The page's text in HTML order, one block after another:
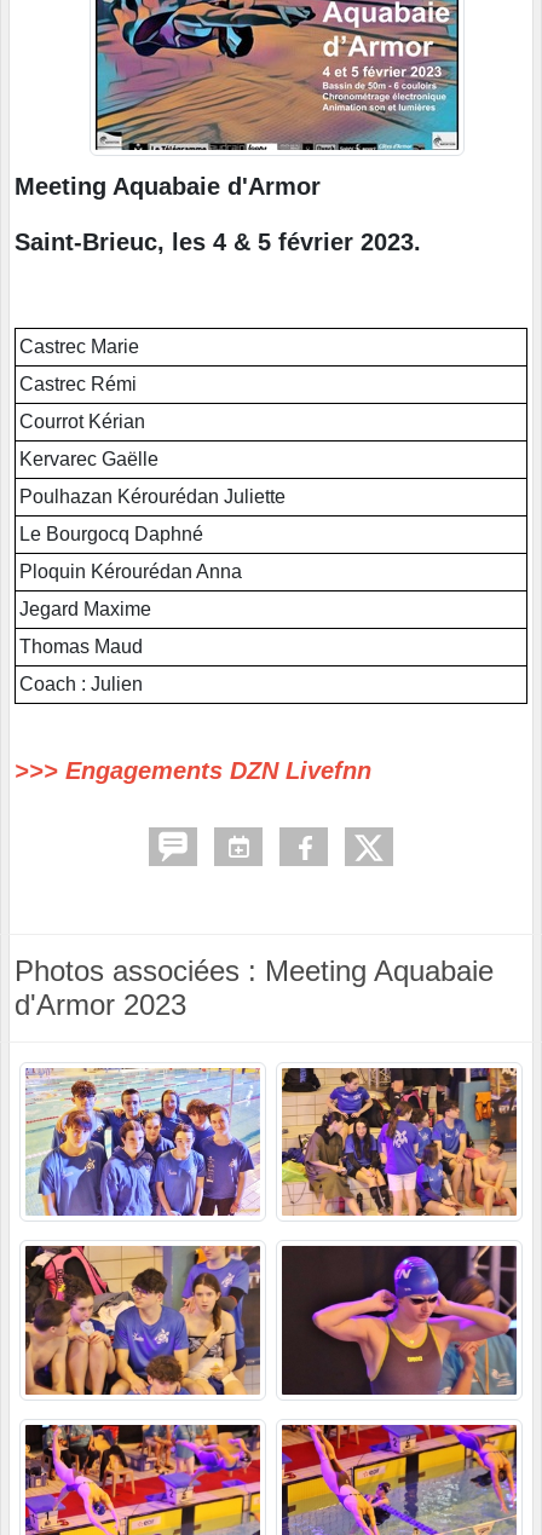
Meeting Aquabaie d'Armor
Saint-Brieuc, les 4 & 5 février 2023.
Castrec Marie
Castrec Rémi
Courrot Kérian
Kervarec Gaëlle
Poulhazan Kérourédan Juliette
Le Bourgocq Daphné
Ploquin Kérourédan Anna
Jegard Maxime
Thomas Maud
Coach : Julien
>>> Engagements DZN Livefnn
Photos associées : Meeting Aquabaie
d'Armor 2023